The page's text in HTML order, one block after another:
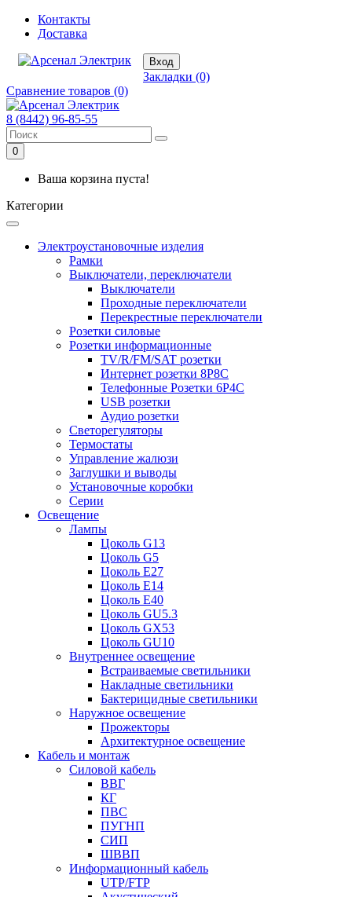
Контакты
Доставка
Вход
Закладки (0)
Сравнение товаров (0)
8 (8442) 96-85-55
0
Ваша корзина пуста!
Категории
Электроустановочные изделия
Рамки
Выключатели, переключатели
Выключатели
Проходные переключатели
Перекрестные переключатели
Розетки силовые
Розетки информационные
TV/R/FM/SAT розетки
Интернет розетки 8P8C
Телефонные Розетки 6P4C
USB розетки
Аудио розетки
Светорегуляторы
Термостаты
Управление жалюзи
Заглушки и выводы
Установочные коробки
Серии
Освещение
Лампы
Цоколь G13
Цоколь G5
Цоколь E27
Цоколь E14
Цоколь E40
Цоколь GU5.3
Цоколь GX53
Цоколь GU10
Внутреннее освещение
Встраиваемые светильники
Накладные светильники
Бактерицидные светильники
Наружное освещение
Прожекторы
Архитектурное освещение
Кабель и монтаж
Силовой кабель
ВВГ
КГ
ПВС
ПУГНП
СИП
ШВВП
Информационный кабель
UTP/FTP